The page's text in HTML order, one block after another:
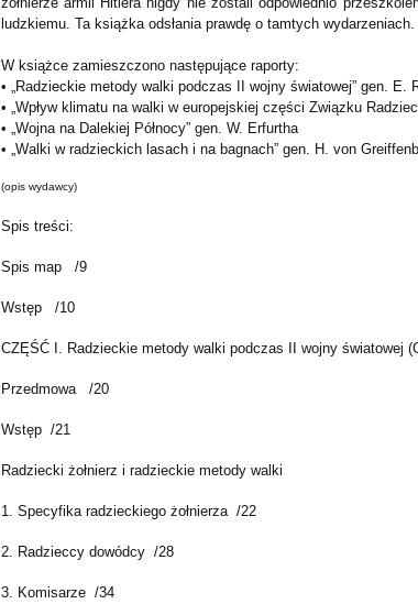
ludzkiemu. Ta książka odsłania prawdę o tamtych wydarzeniach.
W książce zamieszczono następujące raporty:
• „Radzieckie metody walki podczas II wojny światowej” gen. E.
• „Wpływ klimatu na walki w europejskiej części Związku
• „Wojna na Dalekiej Północy” gen. W. Erfurtha
• „Walki w radzieckich lasach i na bagnach” gen. H. von
(opis wydawcy)
Spis treści:
Spis map /9
Wstęp /10
CZĘŚĆ I. Radzieckie metody walki podczas II wojny światowej
Przedmowa /20
Wstęp /21
Radziecki żołnierz i radzieckie metody walki
1. Specyfika radzieckiego żołnierza /22
2. Radzieccy dowódcy /28
3. Komisarze /34